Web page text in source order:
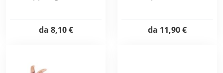
da 8,10 € da 11,90 €